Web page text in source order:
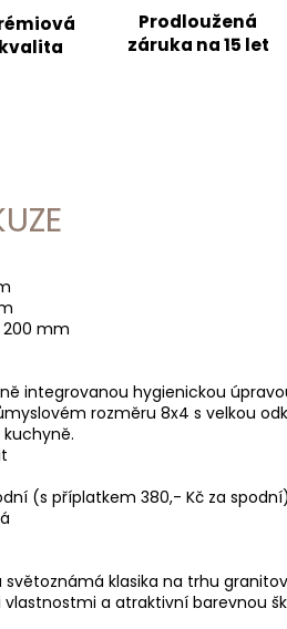
kvalita
Prodloužená
záruka na 15 let
200 mm
integrovanou hygienickou
rozměru 8x4 s velkou
(s příplatkem 380,- Kč za spodní)
klasika na trhu
a atraktivní barevnou